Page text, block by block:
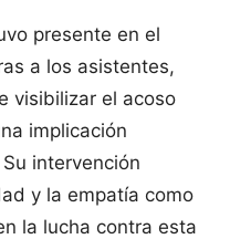
presente en el
a los asistentes,
visibilizar el acoso
implicación
intervención
y la empatía como
la lucha contra esta